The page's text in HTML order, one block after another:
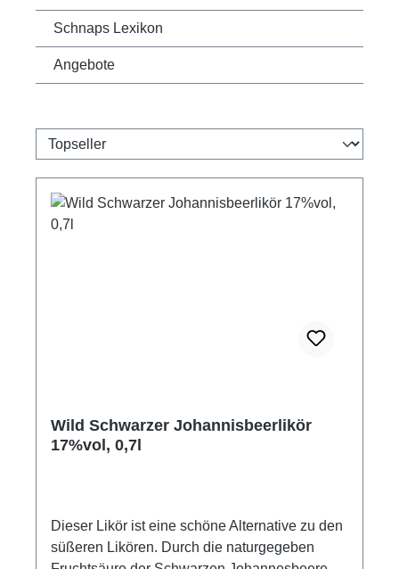
Schnaps Lexikon
Angebote
Wild Schwarzer Johannisbeerlikör
17%vol, 0,7l
Dieser Likör ist eine schöne Alternative zu den
süßeren Likören. Durch die naturgegeben